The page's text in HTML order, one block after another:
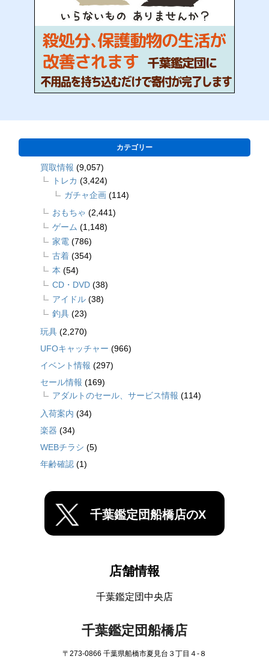
カテゴリー
買取情報 (9,057)
トレカ (3,424)
ガチャ企画 (114)
おもちゃ (2,441)
ゲーム (1,148)
家電 (786)
古着 (354)
本 (54)
CD・DVD (38)
アイドル (38)
釣具 (23)
玩具 (2,270)
UFOキャッチャー (966)
イベント情報 (297)
セール情報 (169)
アダルトのセール、サービス情報 (114)
入荷案内 (34)
楽器 (34)
WEBチラシ (5)
年齢確認 (1)
千葉鑑定団船橋店のX
店舗情報
千葉鑑定団中央店
千葉鑑定団船橋店
〒273-0866 千葉県船橋市夏見台３丁目４-８